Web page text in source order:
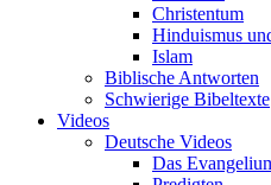
Christentum
Hinduismus
Islam
Biblische Antworten
Schwierige Bibeltexte
Videos
Deutsche Videos
Das